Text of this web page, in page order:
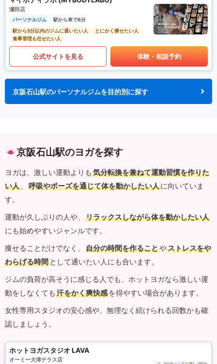
瀬田店
パーソナルジム
駅から車で6分
駅から5分以内のジムに通いたい人
とにかく痩せたい人
食事管理も任せたい人
公式サイトを見る 体験・相談予約
京阪石山駅のパーソナルジムを目的別に探す
京阪石山駅のヨガを探す
ヨガは、激しい運動よりも 気分転換を兼ねて運動習慣を作りた
い人 、 呼吸やポーズを通じて体を動かしたい人に向いていま
す。
運動が久しぶりの人や、
リラックスしながら体を動かしたい人
にも始めやすいジャンルです。
痩せることだけでなく、
自分の時間を作ることやストレスをや
わらげる時間 として通いたい人にも合います。
ジムの負荷が高そうに感じる人でも、ホットヨガなら激しい運
動をしなくても 汗をかく爽快感 を得やすい場合があります。
女性専用スタジオの安心感や、無理なく続けられる回数かも確
認しましょう。
ホットヨガスタジオ LAVA
オーミー大津テラス店